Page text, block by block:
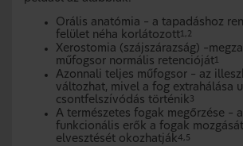
Orális anatómia – a tapadáshoz
felület néha korlátozott1,2
Xerostomia (szájszárazság)
műfogsor normális retencióját1
Azonnali teljes műfogsor – az
változhat, mivel a fog extrahálása
csontfelszívódás történik 3
A természetes fogak megőrzése –
funkcionális erők a fogak
elvesztését okozhatják4,5